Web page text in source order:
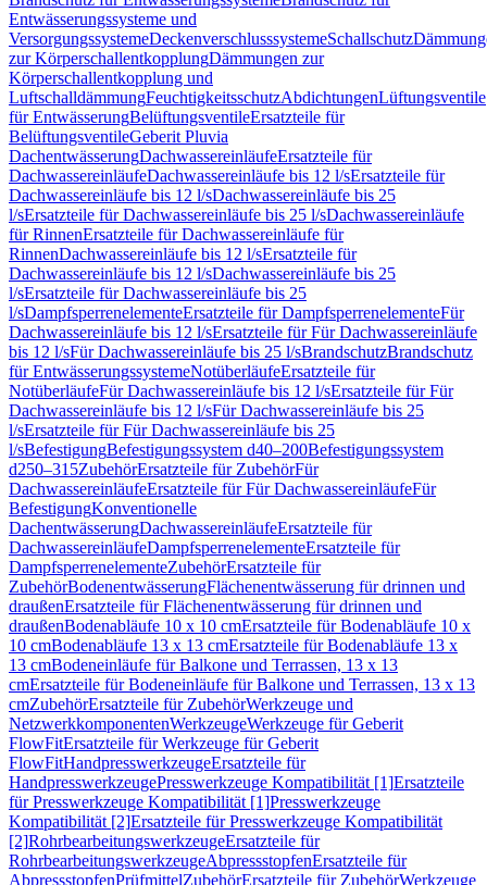
Entwässerungssysteme und
VersorgungssystemeDeckenverschlusssystemeSchallschutz
zur KörperschallentkopplungDämmungen zur
Körperschallentkopplung und
LuftschalldämmungFeuchtigkeitsschutzAbdichtungenLüftungsventile
für EntwässerungBelüftungsventileErsatzteile für
BelüftungsventileGeberit Pluvia
DachentwässerungDachwassereinläufeErsatzteile für
DachwassereinläufeDachwassereinläufe bis 12 l/sErsatzteile für
Dachwassereinläufe bis 12 l/sDachwassereinläufe bis 25
l/sErsatzteile für Dachwassereinläufe bis 25 l/sDachwassereinläufe
für RinnenErsatzteile für Dachwassereinläufe für
RinnenDachwassereinläufe bis 12 l/sErsatzteile für
Dachwassereinläufe bis 12 l/sDachwassereinläufe bis 25
l/sErsatzteile für Dachwassereinläufe bis 25
l/sDampfsperrenelementeErsatzteile für DampfsperrenelementeFür
Dachwassereinläufe bis 12 l/sErsatzteile für Für Dachwassereinläufe
bis 12 l/sFür Dachwassereinläufe bis 25 l/sBrandschutzBrandschutz
für EntwässerungssystemeNotüberläufeErsatzteile für
NotüberläufeFür Dachwassereinläufe bis 12 l/sErsatzteile für Für
Dachwassereinläufe bis 12 l/sFür Dachwassereinläufe bis 25
l/sErsatzteile für Für Dachwassereinläufe bis 25
l/sBefestigungBefestigungssystem d40–200Befestigungssystem
d250–315ZubehörErsatzteile für ZubehörFür
DachwassereinläufeErsatzteile für Für DachwassereinläufeFür
BefestigungKonventionelle
DachentwässerungDachwassereinläufeErsatzteile für
DachwassereinläufeDampfsperrenelementeErsatzteile für
DampfsperrenelementeZubehörErsatzteile für
ZubehörBodenentwässerungFlächenentwässerung für drinnen und
draußenErsatzteile für Flächenentwässerung für drinnen und
draußenBodenabläufe 10 x 10 cmErsatzteile für Bodenabläufe 10 x
10 cmBodenabläufe 13 x 13 cmErsatzteile für Bodenabläufe 13 x
13 cmBodeneinläufe für Balkone und Terrassen, 13 x 13
cmErsatzteile für Bodeneinläufe für Balkone und Terrassen, 13 x 13
cmZubehörErsatzteile für ZubehörWerkzeuge und
NetzwerkkomponentenWerkzeugeWerkzeuge für Geberit
FlowFitErsatzteile für Werkzeuge für Geberit
FlowFitHandpresswerkzeugeErsatzteile für
HandpresswerkzeugePresswerkzeuge Kompatibilität [1]Ersatzteile
für Presswerkzeuge Kompatibilität [1]Presswerkzeuge
Kompatibilität [2]Ersatzteile für Presswerkzeuge Kompatibilität
[2]RohrbearbeitungswerkzeugeErsatzteile für
RohrbearbeitungswerkzeugeAbpressstopfenErsatzteile für
AbpressstopfenPrüfmittelZubehörErsatzteile für ZubehörWerkzeuge